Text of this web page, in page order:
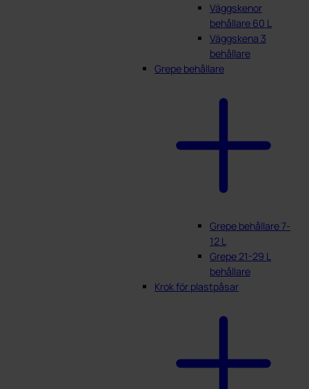
Väggskenor
behållare 60 L
Väggskena 3
behållare
Grepe behållare
Grepe behållare 7-
12 L
Grepe 21-29 L
behållare
Krok för plastpåsar